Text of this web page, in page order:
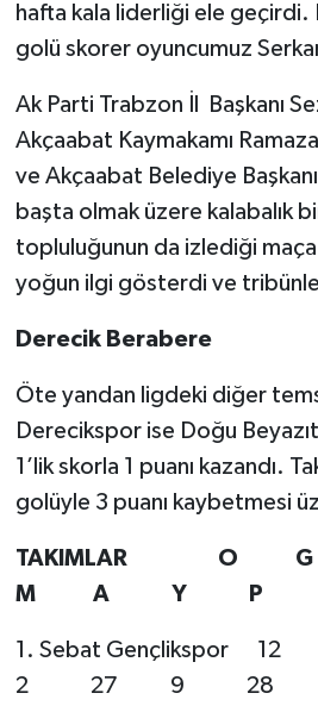
hafta kala liderliği ele geçirdi.
golü skorer oyuncumuz
Ak Parti Trabzon İl Başkanı
Akçaabat Kaymakamı
ve Akçaabat Belediye
başta olmak üzere kalabalık
topluluğunun da izlediği maça
yoğun ilgi gösterdi ve
Derecik Berabere
Öte yandan ligdeki diğer
Derecikspor ise Doğu
1’lik skorla 1 puanı kazandı.
golüyle 3 puanı kaybetmesi
TAKIMLAR
M A Y P
1. Sebat
2 27 9 28